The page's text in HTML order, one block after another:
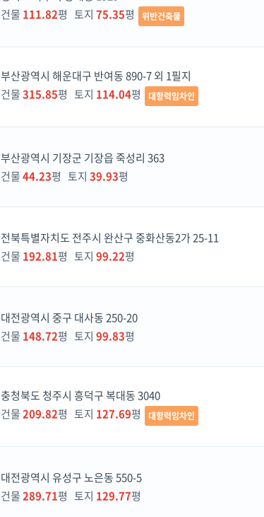
건물 111.82평 토지 75.35평 위반건축물
부산광역시 해운대구 반여동 890-7 외 1필지
건물315.85평 토지 114.04평 대항력임차인
부산광역시 기장군 기장읍 죽성리 363
건물44.23평 토지 39.93평
전북특별자치도 전주시 완산구 중화산동2가 25-11
건물 192.81평 토지 99.22평
대전광역시 중구 대사동 250-20
건물 148.72평 토지 99.83평
충청북도 청주시 흥덕구 복대동 3040
건물209.82평 토지 127.69평 대항력임차인
대전광역시 유성구 노은동 550-5
건물289.71평 토지 129.77평